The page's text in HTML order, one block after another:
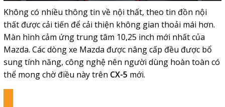
Không có nhiều thông tin về nội thất, theo tin đồn nội
thất được cải tiến để cải thiện không gian thoải mái hơn.
Màn hình cảm ứng trung tâm 10,25 inch mới nhất của
Mazda. Các dòng xe Mazda được nâng cấp đều được bổ
sung tính năng, công nghệ nên người dùng hoàn toàn có
thể mong chờ điều này trên CX-5 mới.